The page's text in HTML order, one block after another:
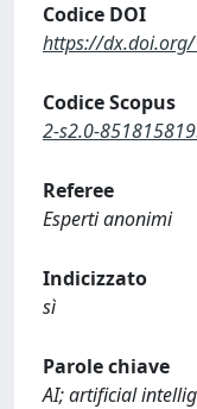
Codice DOI
https://
Codice Scopus
2-s2.0-
Referee
Esperti anonimi
Indicizzato
sì
Parole chiave
AI; artificial